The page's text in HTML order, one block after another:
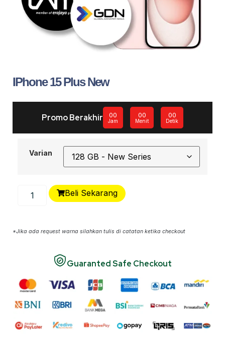
IPhone 15 Plus New
Promo Berakhir 00
Jam
00
Menit
00
Detik
Varian
Beli Sekarang
*Jika ada request warna silahkan tulis di catatan ketika checkout
Guaranted Safe Checkout